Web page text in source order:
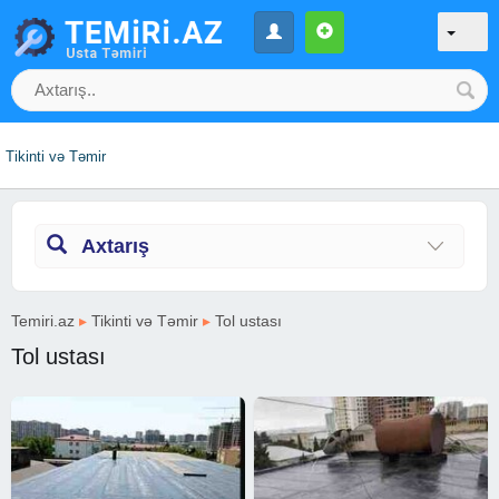
Tikinti və Təmir
Axtarış
Temiri.az ▸ Tikinti və Təmir ▸ Tol ustası
Tol ustası